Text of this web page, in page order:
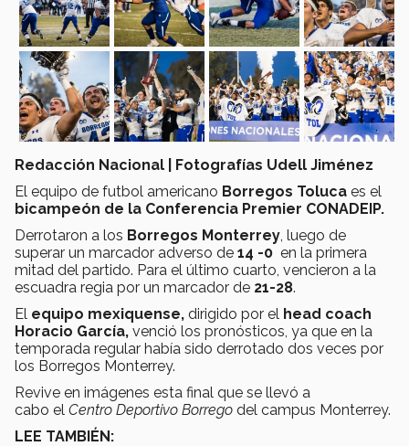
Redacción Nacional | Fotografías Udell Jiménez
El equipo de futbol americano Borregos Toluca es el
bicampeón de la Conferencia Premier CONADEIP.
Derrotaron a los Borregos Monterrey , luego de
superar un marcador adverso de 14 -0 en la primera
mitad del partido. Para el último cuarto, vencieron a la
escuadra regia por un marcador de 21-28.
El equipo mexiquense, dirigido por el head coach
Horacio García, venció los pronósticos, ya que en la
temporada regular había sido derrotado dos veces por
los Borregos Monterrey.
Revive en imágenes esta final que se llevó a
cabo el Centro Deportivo Borrego del campus Monterrey.
LEE TAMBIÉN: